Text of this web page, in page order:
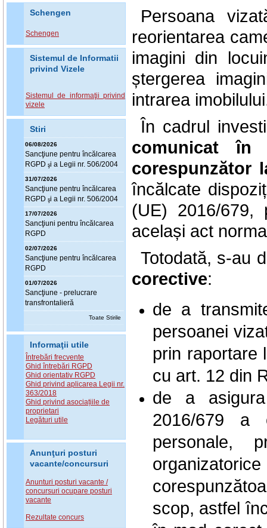
Schengen
Schengen
Sistemul de Informatii
privind Vizele
Sistemul de informaţii privind
vizele
Stiri
06/08/2026
Sancţiune pentru încălcarea
RGPD şi a Legii nr. 506/2004
31/07/2026
Sancţiune pentru încălcarea
RGPD şi a Legii nr. 506/2004
17/07/2026
Sancţiuni pentru încălcarea
RGPD
02/07/2026
Sancţiune pentru încălcarea
RGPD
01/07/2026
Sancţiune - prelucrare
transfrontalieră
Toate Stirile
Informaţii utile
Întrebări frecvente
Ghid întrebări RGPD
Ghid orientativ RGPD
Ghid privind aplicarea Legii nr.
363/2018
Ghid privind asociațiile de
proprietari
Legături utile
Anunţuri posturi
vacante/concursuri
Anunturi posturi vacante /
concursuri ocupare posturi
vacante
Rezultate concurs
Persoana
reorientarea
imagini din
ștergerea
intrarea
În cadrul
comunicat în
corespunzător
încălcate
(UE) 2016/
același act
Totodată, s-au
corective:
de a
persoanei
prin raportare
cu art. 12 din
de a
2016/679 a
personale,
scop, astfel